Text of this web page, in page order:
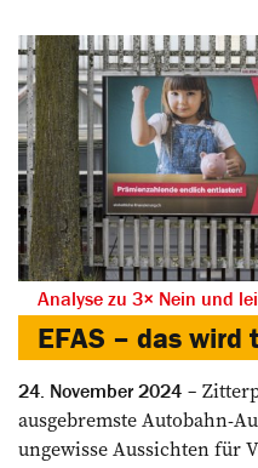
Analyse zu 3× Nein und
EFAS – das wird
24. November 2024
ausgebremste Autobahn-
ungewisse Aussichten für